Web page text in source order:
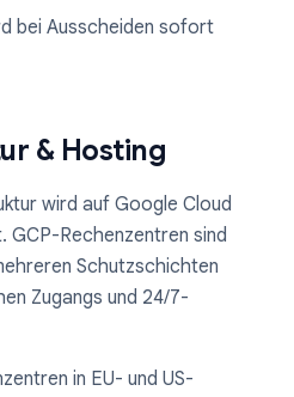
bei Ausscheiden sofort
& Hosting
wird auf Google Cloud
Rechenzentren sind
Schutzschichten
Zugangs und 24/7-
in EU- und US-